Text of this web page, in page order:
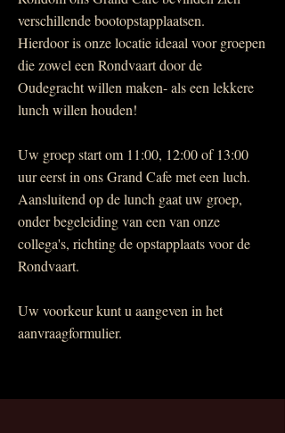
verschillende bootopstapplaatsen.
Hierdoor is onze locatie ideaal voor groepen
die zowel een Rondvaart door de
Oudegracht willen maken- als een lekkere
lunch willen houden!
​Uw groep start om 11:00, 12:00 of 13:00
uur eerst in ons Grand Cafe met een luch.
Aansluitend op de lunch gaat uw groep,
onder begeleiding van een van onze
collega's, richting de opstapplaats voor de
Rondvaart.
Uw voorkeur kunt u aangeven in het
aanvraagformulier.